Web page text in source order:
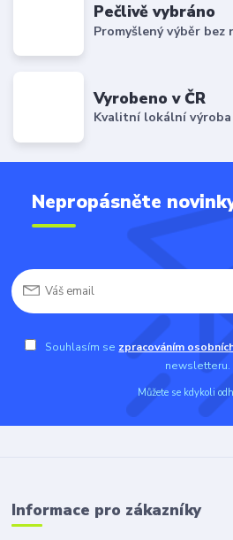
Pečlivě vybráno
Promyšlený výběr bez
Vyrobeno v ČR
Kvalitní lokální
Nepropásněte
Souhlasím se zpracováním
newsletteru.
Můžete se kdykoli
Informace pro zákazníky